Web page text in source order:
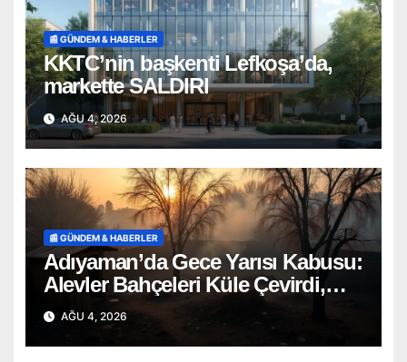
📰 GÜNDEM & HABERLER
KKTC’nin başkenti Lefkoşa’da,
markette SALDIRI
AĞU 4, 2026
📰 GÜNDEM & HABERLER
Adıyaman’da Gece Yarısı Kabusu:
Alevler Bahçeleri Küle Çevirdi,
Onlarca Can Telef Oldu!
AĞU 4, 2026